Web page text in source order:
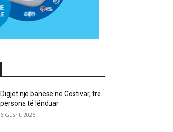
Digjet një banesë në Gostivar, tre
persona të lënduar
6 Gusht, 2026